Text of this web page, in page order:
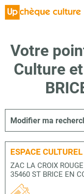
Votre
Culture
Modifier ma
ESPACE
ZAC LA CROIX ROUGE
35460 ST BRICE EN